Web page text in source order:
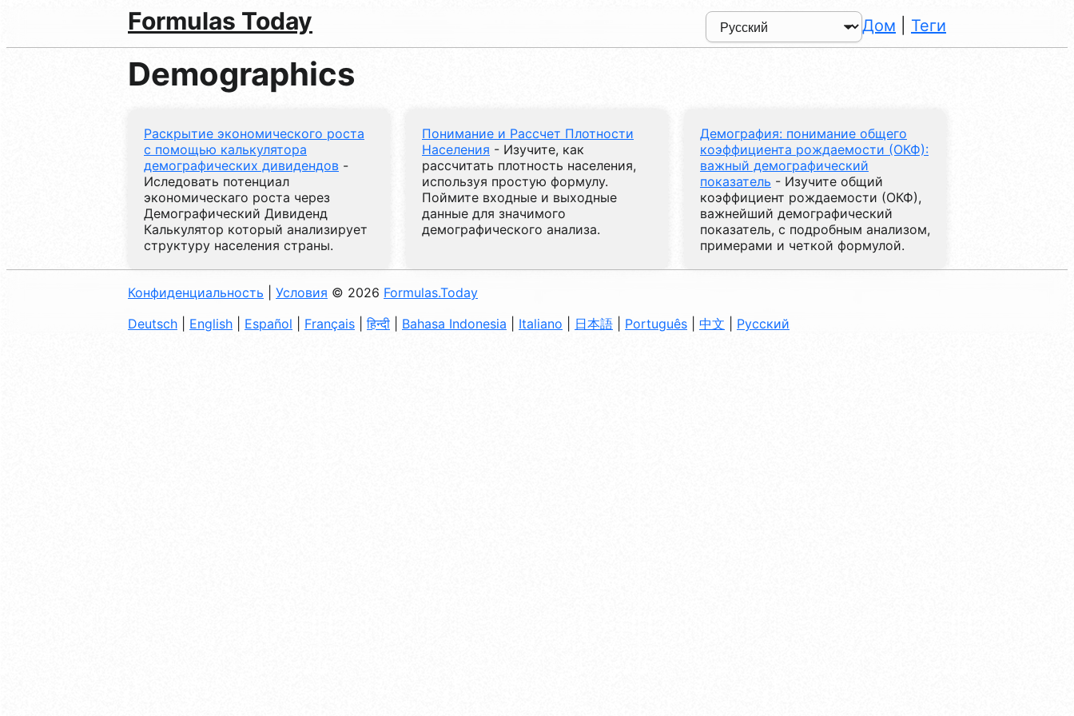
Formulas Today Дом Теги
Demographics
Раскрытие экономического роста
с помощью калькулятора
демографических дивидендов -
Иследовать потенциал
экономическаго роста через
Демографический Дивиденд
Калькулятор который анализирует
структуру населения страны.
Понимание и Рассчет Плотности
Населения - Изучите, как
рассчитать плотность населения,
используя простую формулу.
Поймите входные и выходные
данные для значимого
демографического анализа.
Демография: понимание общего
коэффициента рождаемости (ОКФ):
важный демографический
показатель - Изучите общий
коэффициент рождаемости (ОКФ),
важнейший демографический
показатель, с подробным анализом,
примерами и четкой формулой.
Конфиденциальность Условия © 2026 Formulas.Today
Deutsch
English Español Français |हिन्दी Bahasa Indonesia Italiano 日本語 Português 中文 Русский